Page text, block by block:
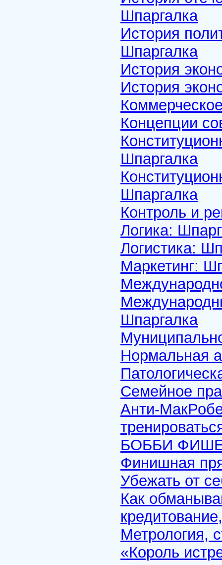
Шпаргалка
История
Шпаргалка
История
История
Концепции
Шпаргалка
Шпаргалка
Контроль и
Логика:
Логистика:
Маркетинг:
Шпаргалка
Нормальная
Семейное
Анти-
БОББИ
Финишная
Убежать от
Как
Метрология,
«Король